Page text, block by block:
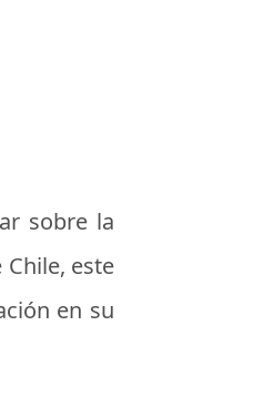
sobre la
este
en su